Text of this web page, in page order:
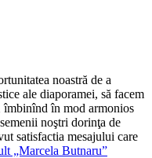
noastră de a
ale diaporamei, să facem
îmbinînd în mod armonios
noştri dorinţa de
satisfactia mesajului care
„Marcela Butnaru”